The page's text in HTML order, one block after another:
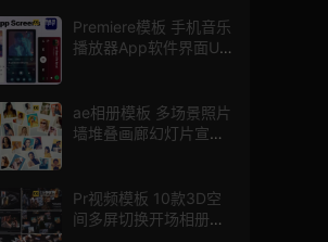
Premiere模板 手机音乐
播放器App软件界面UI
ae相册模板 多场景照片
墙堆叠画廊幻灯片宣传
Pr视频模板 10款3D空
间多屏切换开场相册视